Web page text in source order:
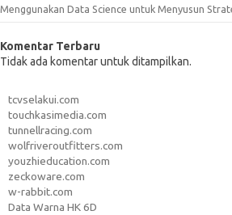
Menggunakan Data Science untuk Menyusun
Komentar Terbaru
Tidak ada komentar untuk ditampilkan.
tcvselakui.com
touchkasimedia.com
tunnellracing.com
wolfriveroutfitters.com
youzhieducation.com
zeckoware.com
w-rabbit.com
Data Warna HK 6D